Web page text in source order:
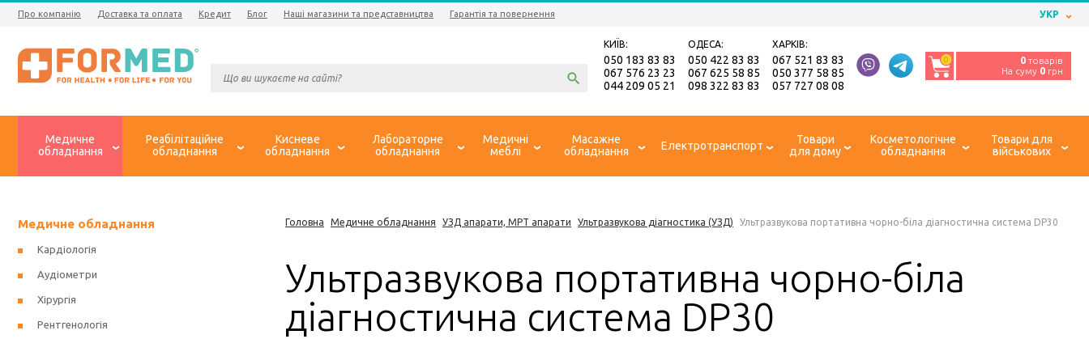
Про компанію Доставка та оплата Кредит Блог Наші магазини та представництва Гарантія та повернення УКР
КИЇВ:
050 183 83 83
067 576 23 23
044 209 05 21
ОДЕСА:
050 422 83 83
067 625 58 85
098 322 83 83
ХАРКІВ:
067 521 83 83
050 377 58 85
057 727 08 08
0 0 товарів
На суму 0 грн
Медичне
обладнання
Реабілітаційне
обладнання
Кисневе
обладнання
Лабораторне
обладнання
Медичні
меблі
Масажне
обладнання
Електротранспорт
Товари
для дому
Косметологічне
обладнання
Товари для
військових
Головна Медичне обладнання УЗД апарати, МРТ апарати Ультразвукова діагностика (УЗД) Ультразвукова портативна чорно-біла діагностична система DP30
Ультразвукова портативна чорно-біла
діагностична система DP30
Медичне обладнання
Кардіологія
Аудіометри
Хірургія
Рентгенологія